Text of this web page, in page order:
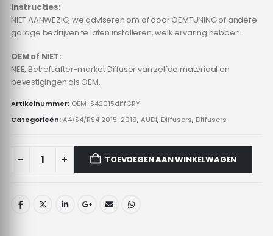
Instructies:
NIET AANWEZIG, we adviseren om of door OEMTUNING of andere
garage bedrijven te laten installeren, welk ervaring hebben.
OEM of NIET:
NEE, Betreft after-market Diffuser van zelfde materiaal en
bevestigingen als OEM.
Artikelnummer: OEM-S42015diffGRY
Categorieën:A4/S4/RS4 2015-2019,AUDI, Diffusers, Diffusers
TOEVOEGEN AAN WINKELWAGEN